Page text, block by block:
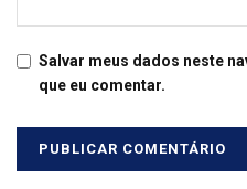
Salvar meus dados neste
que eu comentar.